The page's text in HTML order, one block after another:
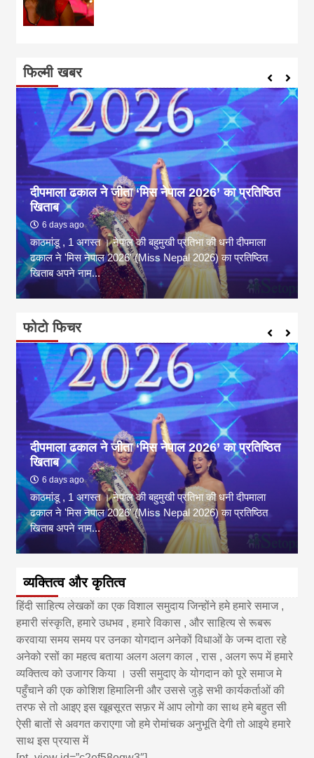
फिल्मी खबर
दीपमाला ढकाल ने जीता ‘मिस नेपाल 2026’ का प्रतिष्ठित
खिताब
6 days ago
काठमांडू , 1 अगस्त । नेपाल की बहुमुखी प्रतिभा की धनी दीपमाला
ढकाल ने 'मिस नेपाल 2026' (Miss Nepal 2026) का प्रतिष्ठित
खिताब अपने नाम...
फोटो फिचर
दीपमाला ढकाल ने जीता ‘मिस नेपाल 2026’ का प्रतिष्ठित
खिताब
6 days ago
काठमांडू , 1 अगस्त । नेपाल की बहुमुखी प्रतिभा की धनी दीपमाला
ढकाल ने 'मिस नेपाल 2026' (Miss Nepal 2026) का प्रतिष्ठित
खिताब अपने नाम...
व्यक्तित्व और कृतित्व
हिंदी साहित्य लेखकों का एक विशाल समुदाय जिन्होंने हमे हमारे समाज ,
हमारी संस्कृति, हमारे उधभव , हमारे विकास , और साहित्य से रूबरू
करवाया समय समय पर उनका योगदान अनेकों विधाओं के जन्म दाता रहे
अनेको रसों का महत्व बताया अलग अलग काल , रास , अलग रूप में हमारे
व्यक्तित्व को उजागर किया । उसी समुदाए के योगदान को पूरे समाज मे
पहुँचाने की एक कोशिश हिमालिनी और उससे जुड़े सभी कार्यकर्ताओं की
तरफ से तो आइए इस खूबसूरत सफ़र में आप लोगो का साथ हमे बहुत सी
ऐसी बातों से अवगत कराएगा जो हमे रोमांचक अनुभूति देगी तो आइये हमारे
साथ इस प्रयास में